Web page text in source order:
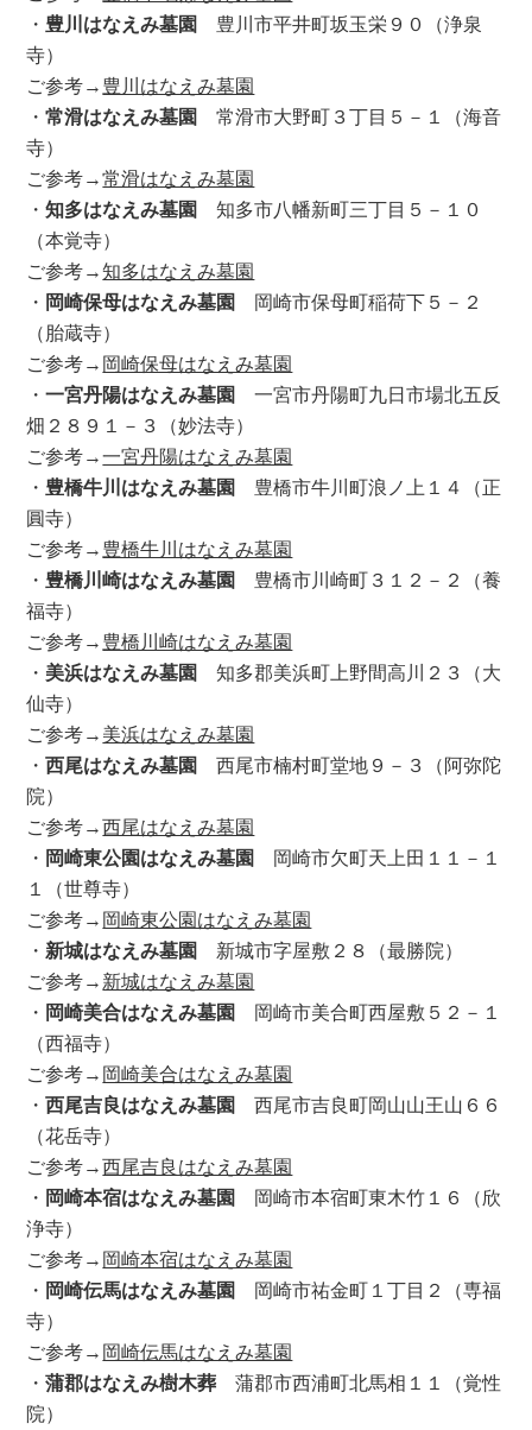
・ 豊川はなえみ墓園 豊川市平井町坂玉栄９０（浄泉
寺）
ご参考→ 豊川はなえみ墓園
・常滑はなえみ墓園 常滑市大野町３丁目５－１（海音
寺）
ご参考→常滑はなえみ墓園
・知多はなえみ墓園 知多市八幡新町三丁目５－１０
（本覚寺）
ご参考→知多はなえみ墓園
・ 岡崎保母はなえみ墓園 岡崎市保母町稲荷下５－２
（胎蔵寺）
ご参考→ 岡崎保母はなえみ墓園
・一宮丹陽はなえみ墓園 一宮市丹陽町九日市場北五反
畑２８９１－３（妙法寺）
ご参考→一宮丹陽はなえみ墓園
・ 豊橋牛川はなえみ墓園 豊橋市牛川町浪ノ上１４（正
圓寺）
ご参考→ 豊橋牛川はなえみ墓園
・ 豊橋川崎はなえみ墓園 豊橋市川崎町３１２－２（養
福寺）
ご参考→ 豊橋川崎はなえみ墓園
・ 美浜はなえみ墓園 知多郡美浜町上野間高川２３（大
仙寺）
ご参考→ 美浜はなえみ墓園
・西尾はなえみ墓園西尾市楠村町堂地９－３（阿弥陀
院）
ご参考→西尾はなえみ墓園
・ 岡崎東公園はなえみ墓園 岡崎市欠町天上田１１－１
１（世尊寺）
ご参考→ 岡崎東公園はなえみ墓園
・ 新城はなえみ墓園 新城市字屋敷２８（最勝院）
ご参考→ 新城はなえみ墓園
・ 岡崎美合はなえみ墓園 岡崎市美合町西屋敷５２－１
（西福寺）
ご参考→ 岡崎美合はなえみ墓園
・西尾吉良はなえみ墓園 西尾市吉良町岡山山王山６６
（花岳寺）
ご参考→西尾吉良はなえみ墓園
・ 岡崎本宿はなえみ墓園 岡崎市本宿町東木竹１６（欣
浄寺）
ご参考→ 岡崎本宿はなえみ墓園
・ 岡崎伝馬はなえみ墓園 岡崎市祐金町１丁目２（専福
寺）
ご参考→ 岡崎伝馬はなえみ墓園
・蒲郡はなえみ樹木葬 蒲郡市西浦町北馬相１１（覚性
院）